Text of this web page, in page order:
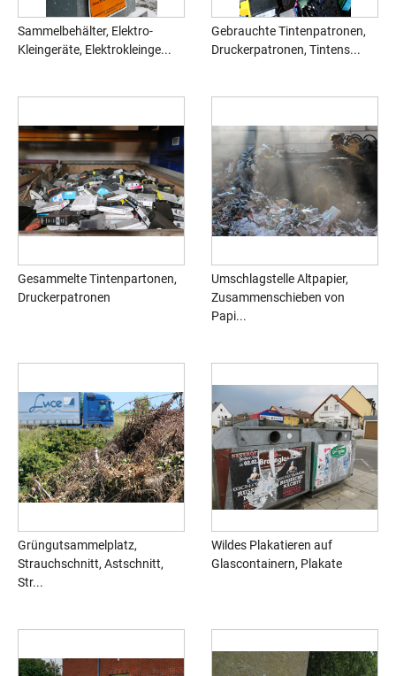
Sammelbehälter, Elektro-
Kleingeräte, Elektrokleinge...
Gebrauchte Tintenpatronen,
Druckerpatronen, Tintens...
Gesammelte Tintenpartonen,
Druckerpatronen
Umschlagstelle Altpapier,
Zusammenschieben von
Papi...
Grüngutsammelplatz,
Strauchschnitt, Astschnitt,
Str...
Wildes Plakatieren auf
Glascontainern, Plakate